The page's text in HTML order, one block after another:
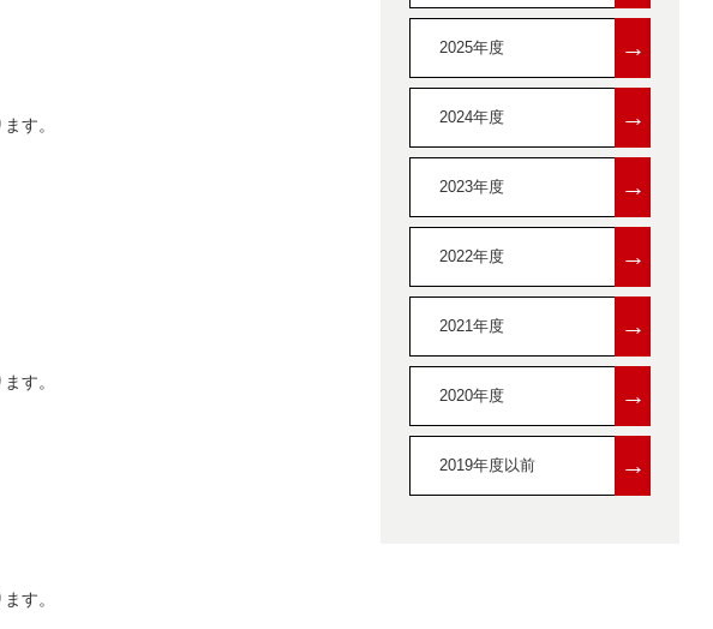
す。
す。
す。
2025年度 →
2024年度 →
2023年度 →
2022年度 →
2021年度 →
2020年度 →
2019年度以前 →